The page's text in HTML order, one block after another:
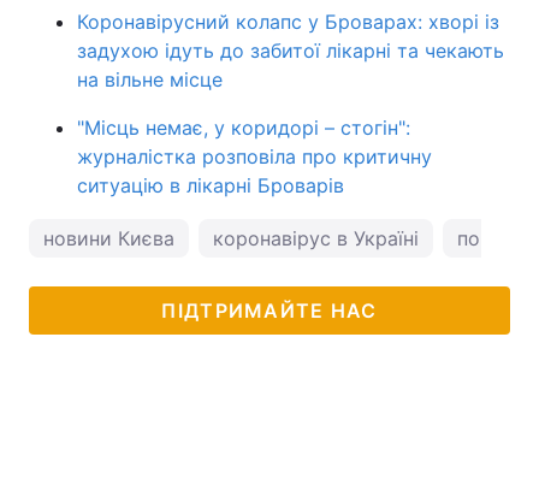
Коронавірусний колапс у Броварах: хворі із
задухою ідуть до забитої лікарні та чекають
на вільне місце
"Місць немає, у коридорі – стогін":
журналістка розповіла про критичну
ситуацію в лікарні Броварів
новини Києва коронавірус в Україні погода
ПІДТРИМАЙТЕ НАС